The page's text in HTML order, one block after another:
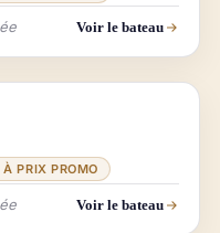
Voir le bateau
PRIX PROMO
Voir le bateau